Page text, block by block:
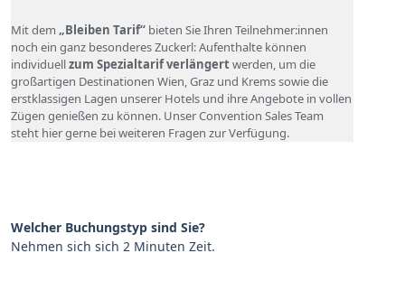
Mit dem „Bleiben Tarif“ bieten Sie Ihren Teilnehmer:innen
noch ein ganz besonderes Zuckerl: Aufenthalte können
individuellzum Spezialtarif verlängertwerden, um die
großartigen Destinationen Wien, Graz und Krems sowie die
erstklassigen Lagen unserer Hotels und ihre Angebote in vollen
Zügen genießen zu können. Unser Convention Sales Team
steht hier gerne bei weiteren Fragen zur Verfügung.
Welcher Buchungstyp sind Sie?
Nehmen sich sich 2 Minuten Zeit.